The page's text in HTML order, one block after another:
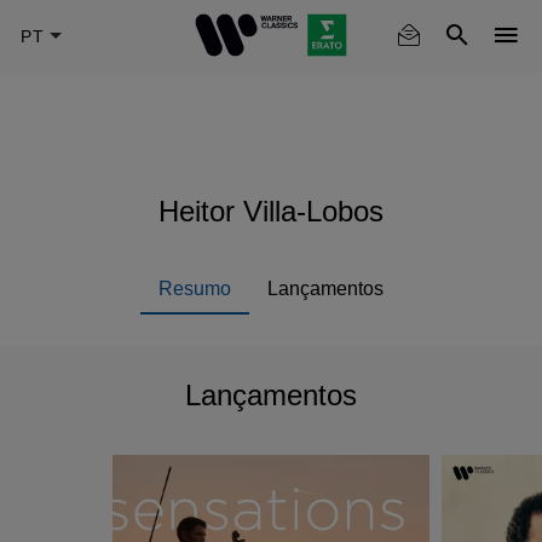
Heitor Villa-Lobos
Resumo Lançamentos
Lançamentos